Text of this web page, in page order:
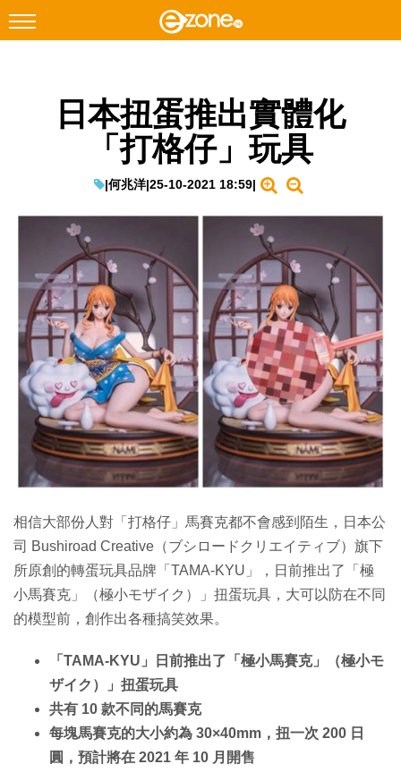
Facebook Instagram
遊戲動漫
EduTech
IT Times
生成式AI與雲端應用
Enterprise Digital Transformation
特集
日本扭蛋推出實體化
「打格仔」玩具
|何兆洋|25-10-2021 18:59|
相信大部份人對「打格仔」馬賽克都不會感到陌生，日本公
司 Bushiroad Creative（ブシロードクリエイティブ）旗下
所原創的轉蛋玩具品牌「TAMA-KYU」，日前推出了「極
小馬賽克」（極小モザイク）」扭蛋玩具，大可以防在不同
的模型前，創作出各種搞笑效果。
「TAMA-KYU」日前推出了「極小馬賽克」（極小モ
ザイク）」扭蛋玩具
共有 10 款不同的馬賽克
每塊馬賽克的大小約為 30×40mm，扭一次 200 日
圓，預計將在 2021 年 10 月開售